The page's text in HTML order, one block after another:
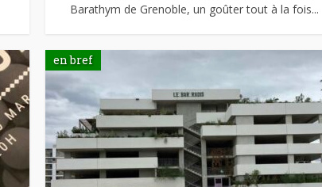
Barathym de Grenoble, un goûter tout à la fois...
en bref